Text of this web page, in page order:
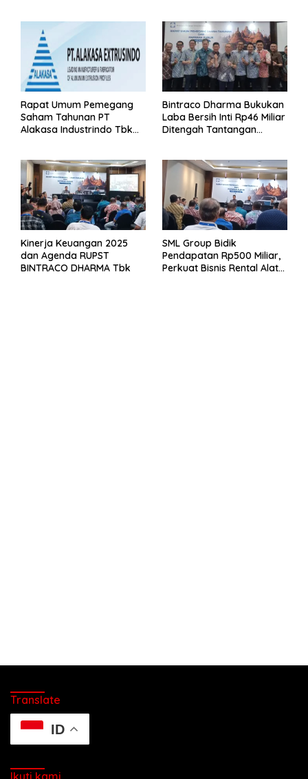
Rapat Umum Pemegang
Saham Tahunan PT
Alakasa Industrindo Tbk
Bintraco Dharma Bukukan
Laba Bersih Inti Rp46 Miliar
Ditengah Tantangan
Kinerja Keuangan 2025
dan Agenda RUPST
BINTRACO DHARMA Tbk
SML Group Bidik
Pendapatan Rp500 Miliar,
Perkuat Bisnis Rental Alat
Translate
ID